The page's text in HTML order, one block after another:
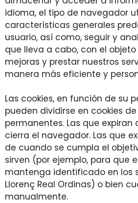
idioma, el tipo de navegador
características generales
usuario, así como, seguir y
que lleva a cabo, con el
mejoras y prestar nuestros
manera más eficiente y
Las cookies, en función de su
pueden dividirse en cookies
permanentes. Las que expiran
cierra el navegador. Las que
de cuando se cumpla el
sirven (por ejemplo, para que
mantenga identificado en los
Llorenç Real Ordinas) o bien
manualmente.